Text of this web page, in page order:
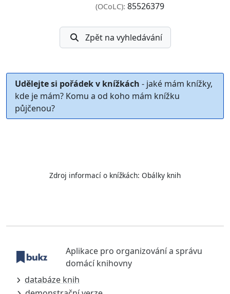
(OCoLC): 85526379
Zpět na vyhledávání
Udělejte si pořádek v knížkách - jaké mám knížky,
kde je mám? Komu a od koho mám knížku
půjčenou?
Zdroj informací o knížkách: Obálky knih
Aplikace pro organizování a správu
domácí knihovny
databáze knih